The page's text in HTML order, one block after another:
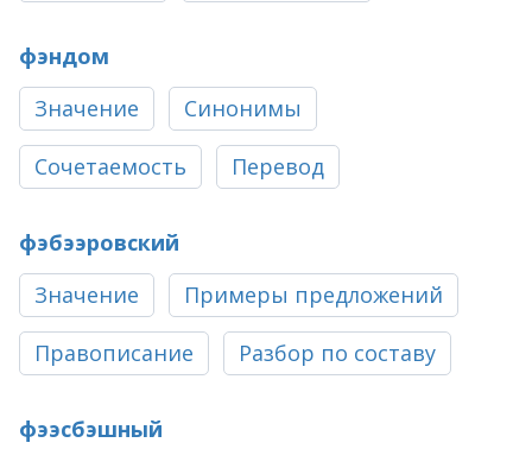
фэндом
Значение
Синонимы
Сочетаемость Перевод
фэбээровский
Значение
Примеры предложений
Правописание Разбор по составу
фээсбэшный